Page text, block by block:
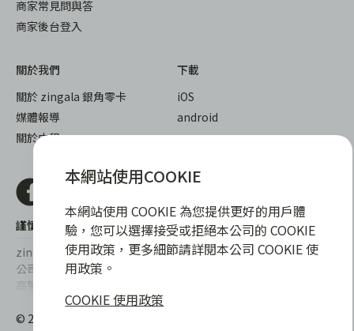
商家常見問與答
商家後台登入
關於我們
關於 zingala 銀角零卡
媒體報導
關於中租
下載
iOS
android
謹慎衡量自身財務狀況，理性理財最安心
zingala銀角零卡/仲信資融沒有代辦公司及代辦業務，也未與代辦
公司合作，更不會要求您提供實體銀行提款卡或實體信用卡，請提
高警覺，勿受騙上當！
提醒您，消費前請審慎評估財務狀況，理性理財最安心。總費用年
百分率區間為0%~15.9%，實際費用率，仍以各合作商家提供之商
© 2022 仲信資融股份有限公司 Chailease Consumer Finance
本網站使用COOKIE
本網站使用 COOKIE 為您提供更好的用戶體
驗，您可以選擇接受或拒絕本公司的 COOKIE
使用政策，更多細節請詳閱本公司 COOKIE 使
用政策。
COOKIE 使用政策